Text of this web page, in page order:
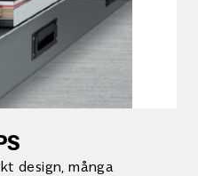
design, många